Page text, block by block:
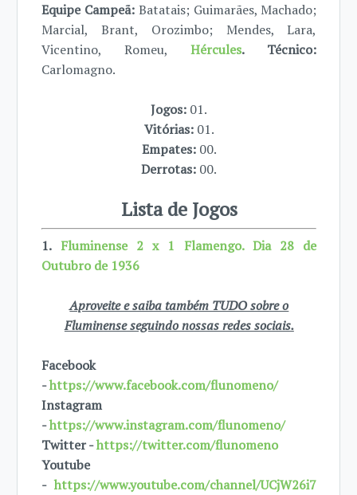
Equipe Campeã: Batatais; Guimarães, Machado;
Marcial, Brant, Orozimbo; Mendes, Lara,
Vicentino, Romeu,Hércules. Técnico:
Carlomagno.
Jogos: 01.
Vitórias: 01.
Empates: 00.
Derrotas: 00.
Lista de Jogos
1. Fluminense 2 x 1 Flamengo. Dia 28 de
Outubro de 1936
Aproveite e saiba também TUDO sobre o
Fluminense seguindo nossas redes sociais.
Facebook
-https://www.facebook.com/flunomeno/
Instagram
-https://www.instagram.com/flunomeno/
Twitter -https://twitter.com/flunomeno
Youtube
-https://www.youtube.com/channel/UCjW26i7